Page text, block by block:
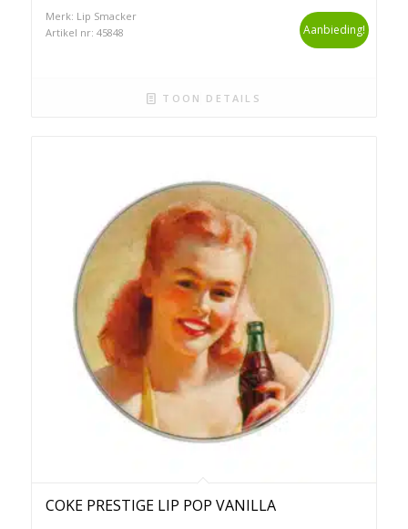
Merk: Lip Smacker
Artikel nr: 45848
Aanbieding!
TOON DETAILS
COKE PRESTIGE LIP POP VANILLA